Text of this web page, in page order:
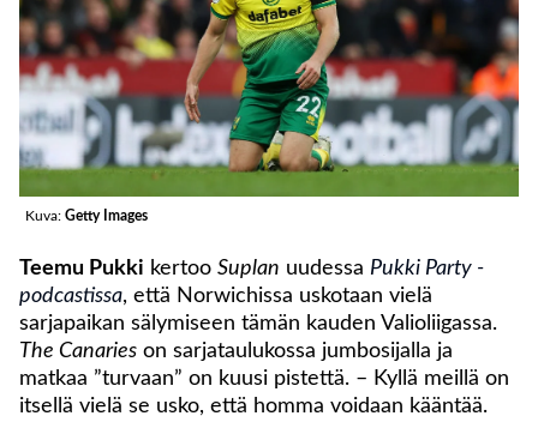
Kuva: Getty Images
Teemu Pukki kertoo Suplan uudessa Pukki Party -
podcastissa, että Norwichissa uskotaan vielä
sarjapaikan sälymiseen tämän kauden Valioliigassa.
The Canaries on sarjataulukossa jumbosijalla ja
matkaa ”turvaan” on kuusi pistettä. – Kyllä meillä on
itsellä vielä se usko, että homma voidaan kääntää.